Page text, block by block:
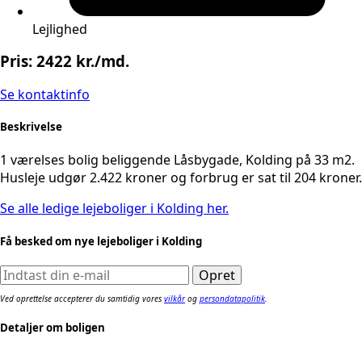
Lejlighed
Pris: 2422 kr./md.
Se kontaktinfo
Beskrivelse
1 værelses bolig beliggende Låsbygade, Kolding på 33 m2.
Husleje udgør 2.422 kroner og forbrug er sat til 204 kroner.
Se alle ledige lejeboliger i Kolding her.
Få besked om nye lejeboliger i Kolding
Ved oprettelse accepterer du samtidig vores vilkårog persondatapolitik
Detaljer om boligen